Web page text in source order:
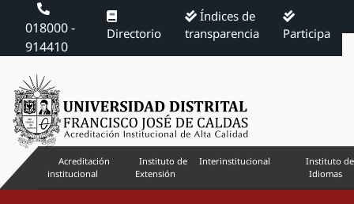
018000 -
914410
Directorio
Índices de
transparencia
Participa
Acreditación
institucional
Instituto de
Extensión
Interinstitucional
Instituto de
Idiomas